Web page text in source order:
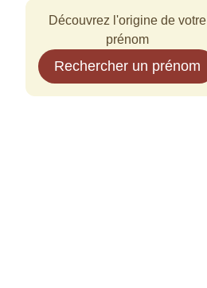
Découvrez l'origine de votre
prénom
Rechercher un prénom